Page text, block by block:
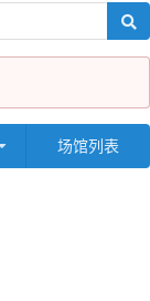
场馆列表